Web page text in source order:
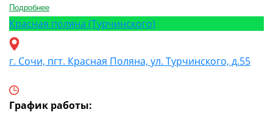
Подробнее
Красная поляна (Турчинского)
г. Сочи, пгт. Красная Поляна, ул. Турчинского, д.55
График работы: